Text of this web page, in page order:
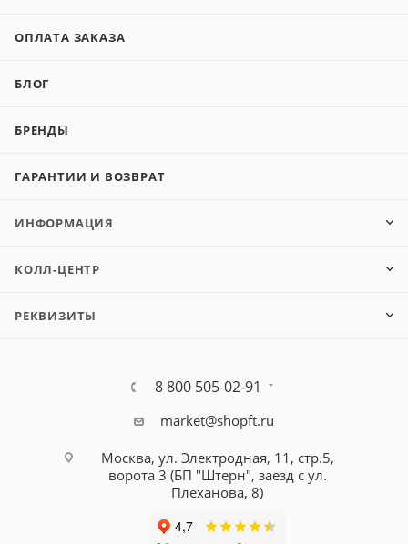
ОПЛАТА ЗАКАЗА
БЛОГ
БРЕНДЫ
ГАРАНТИИ И ВОЗВРАТ
ИНФОРМАЦИЯ
КОЛЛ-ЦЕНТР
РЕКВИЗИТЫ
8 800 505-02-91
market@shopft.ru
Москва, ул. Электродная, 11, стр.5,
ворота 3 (БП "Штерн", заезд с ул.
Плеханова, 8)